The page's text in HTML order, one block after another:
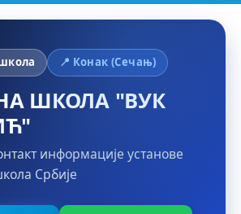
📍 Конак (Сечањ)
ШКОЛА "ВУК
информације установе
Србије